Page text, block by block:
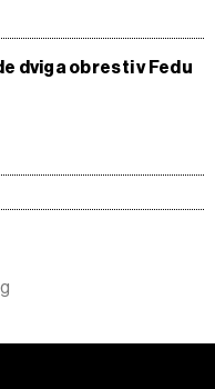
dviga obresti v Fedu